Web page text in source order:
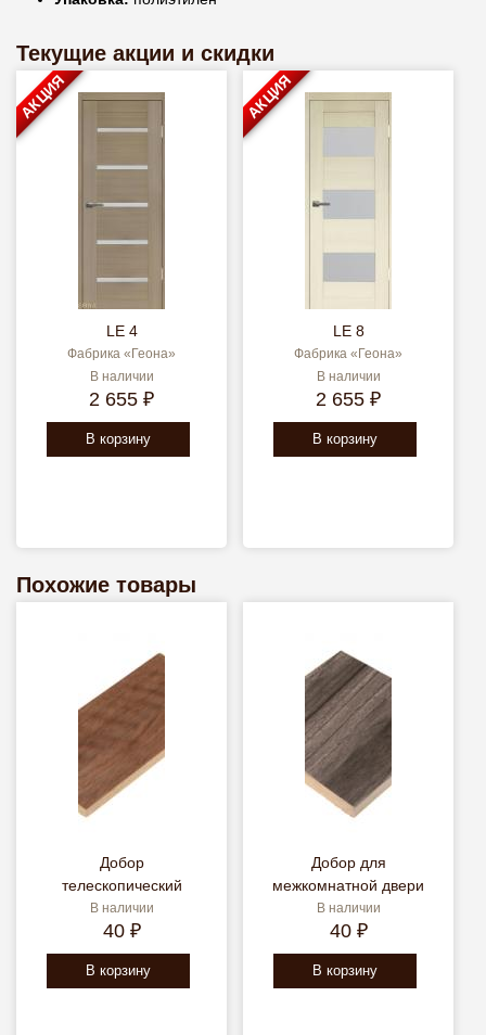
Текущие акции и скидки
LE 4
Фабрика «Геона»
В наличии
2 655 ₽
В корзину
АКЦИЯ
LE 8
Фабрика «Геона»
В наличии
2 655 ₽
В корзину
АКЦИЯ
Похожие товары
Добор
телескопический
В наличии
40 ₽
В корзину
Добор для
межкомнатной двери
В наличии
40 ₽
В корзину